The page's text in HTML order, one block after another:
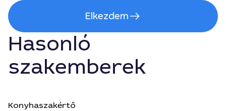
Elkezdem
Hasonló
szakemberek
Konyhaszakértő